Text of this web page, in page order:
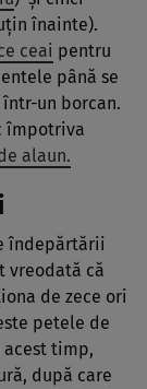
înainte).
ceai pentru
până se
un borcan.
împotriva
alaun.
îndepărtării
vreodată că
de zece ori
petele de
acest timp,
după care